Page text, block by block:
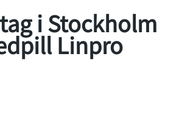
i Stockholm
Linpro